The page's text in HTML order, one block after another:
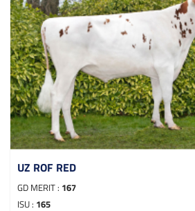
UZ ROF RED
GD MERIT : 167
ISU : 165